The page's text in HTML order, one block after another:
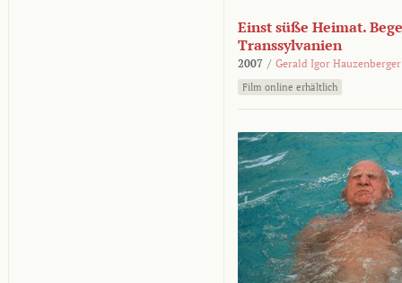
Einst süße Heimat.
Transsylvanien
2007 / Gerald Igor Hauzenberger
Film online erhältlich